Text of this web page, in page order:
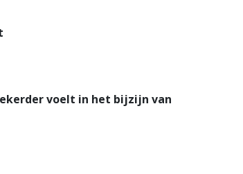
voelt in het bijzijn van